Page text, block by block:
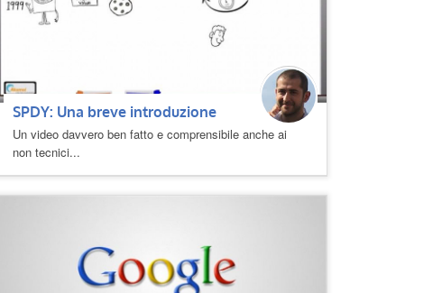
SPDY: Una breve introduzione
Un video davvero ben fatto e comprensibile anche ai
non tecnici...